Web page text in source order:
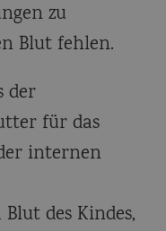
zu
Blut fehlen.
der
für das
internen
des Kindes,